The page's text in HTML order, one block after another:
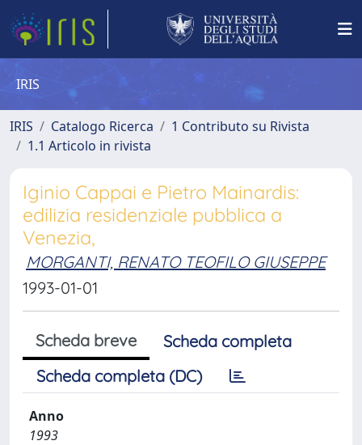
IRIS
IRIS Catalogo Ricerca
1 Contributo su Rivista
1.1 Articolo in rivista
Iginio Cappai e Pietro Mainardis:
edilizia residenziale pubblica a
Venezia,
MORGANTI, RENATO TEOFILO GIUSEPPE
1993-01-01
Scheda breve
Scheda completa
Scheda completa (DC)
Anno
1993